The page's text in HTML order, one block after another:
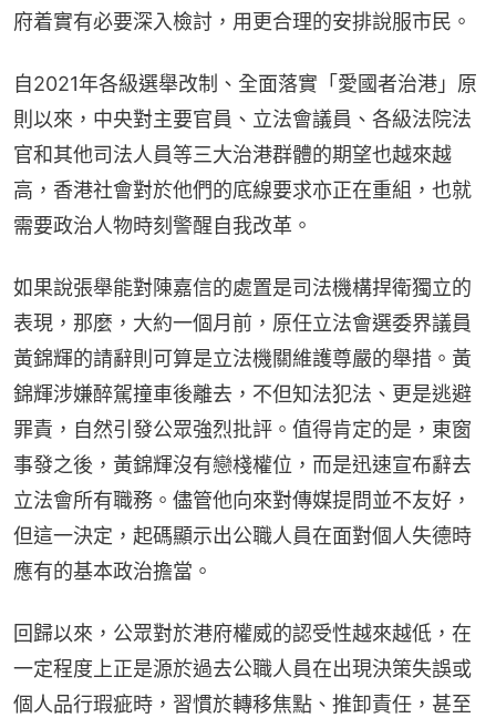
府着實有必要深入檢討，用更合理的安排說服市民。
自2021年各級選舉改制、全面落實「愛國者治港」原
則以來，中央對主要官員、立法會議員、各級法院法
官和其他司法人員等三大治港群體的期望也越來越
高，香港社會對於他們的底線要求亦正在重組，也就
需要政治人物時刻警醒自我改革。
如果說張舉能對陳嘉信的處置是司法機構捍衛獨立的
表現，那麼，大約一個月前，原任立法會選委界議員
黃錦輝的請辭則可算是立法機關維護尊嚴的舉措。黃
錦輝涉嫌醉駕撞車後離去，不但知法犯法、更是逃避
罪責，自然引發公眾強烈批評。值得肯定的是，東窗
事發之後，黃錦輝沒有戀棧權位，而是迅速宣布辭去
立法會所有職務。儘管他向來對傳媒提問並不友好，
但這一決定，起碼顯示出公職人員在面對個人失德時
應有的基本政治擔當。
回歸以來，公眾對於港府權威的認受性越來越低，在
一定程度上正是源於過去公職人員在出現決策失誤或
個人品行瑕疵時，習慣於轉移焦點、推卸責任，甚至